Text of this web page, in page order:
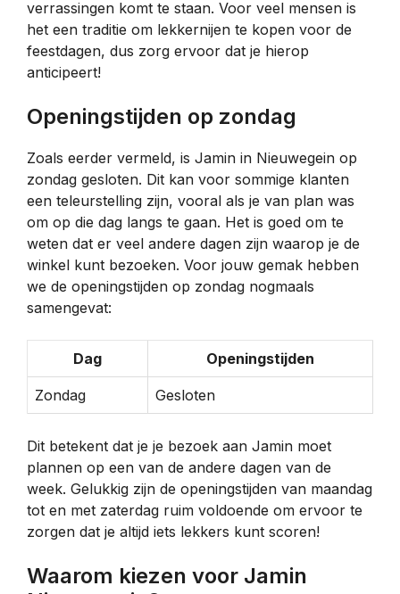
verrassingen komt te staan. Voor veel mensen is
het een traditie om lekkernijen te kopen voor de
feestdagen, dus zorg ervoor dat je hierop
anticipeert!
Openingstijden op zondag
Zoals eerder vermeld, is Jamin in Nieuwegein op
zondag gesloten. Dit kan voor sommige klanten
een teleurstelling zijn, vooral als je van plan was
om op die dag langs te gaan. Het is goed om te
weten dat er veel andere dagen zijn waarop je de
winkel kunt bezoeken. Voor jouw gemak hebben
we de openingstijden op zondag nogmaals
samengevat:
Dag Openingstijden
Zondag Gesloten
Dit betekent dat je je bezoek aan Jamin moet
plannen op een van de andere dagen van de
week. Gelukkig zijn de openingstijden van maandag
tot en met zaterdag ruim voldoende om ervoor te
zorgen dat je altijd iets lekkers kunt scoren!
Waarom kiezen voor Jamin